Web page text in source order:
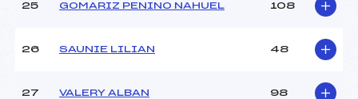
25 GOMARIZ PENINO NAHUEL 108
26 SAUNIE LILIAN 48
27 VALERY ALBAN 98